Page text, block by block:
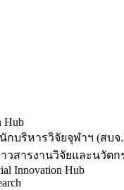
Hub
กบริหารวิจัยจุฬาฯ (สบจ
วสารงานวิจัยและนวัตก
Innovation Hub